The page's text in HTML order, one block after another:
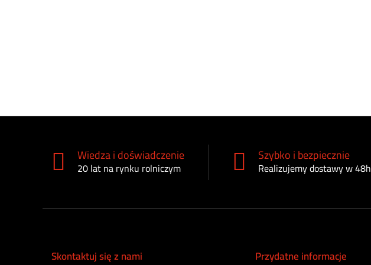
Wiedza i doświadczenie
20 lat na rynku rolniczym
Szybko i bezpiecznie
Realizujemy dostawy w 48h
Skontaktuj się z nami Przydatne informacje